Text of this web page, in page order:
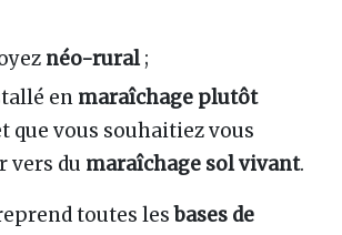
néo-rural;
en maraîchage plutôt
que vous souhaitiez vous
vers du maraîchage sol vivant.
toutes lesbases de